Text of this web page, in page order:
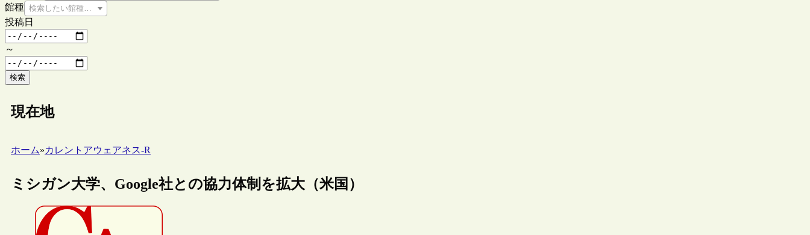
館種 検索したい館種を選択してください
投稿日
～
検索
現在地
ホーム»カレントアウェアネス-R
ミシガン大学、Google社との協力体制を拡大（米国）